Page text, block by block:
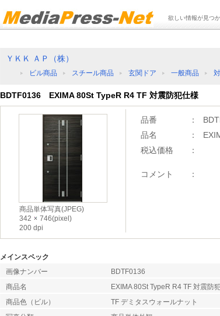
欲しい情報が見つ
ＹＫＫ ＡＰ（株）
ビル商品 スチール商品 玄関ドア 一般商品
BDTF0136 EXIMA 80St TypeR R4 TF 対震防犯仕様
商品単体写真(JPEG)
342
746(pixel)
200 dpi
品番 ：
品名
：
税込価格
：
コメント ：
メインスペック
画像ナンバー
BDTF0136
商品名
EXIMA 80St TypeR R4 TF 対震防
商品色（ビル）
TF デミタスウォールナット